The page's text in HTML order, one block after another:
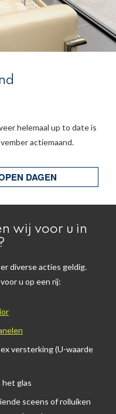
helemaal up to date is
actiemaand.
DAGEN
wij voor u in
diverse acties geldig.
u op een rij:
versterking (U-waarde
het glas
sceens of rolluiken